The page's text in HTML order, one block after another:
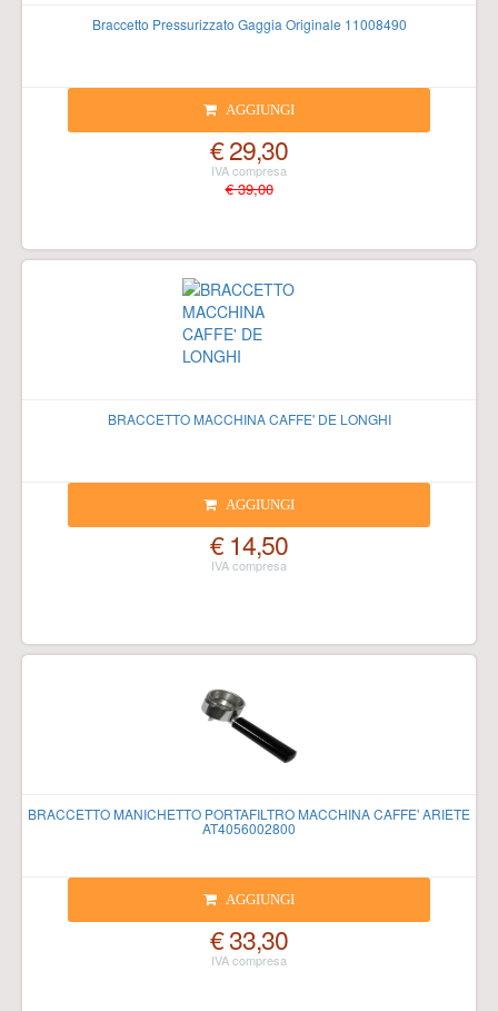
Braccetto Pressurizzato Gaggia Originale 11008490
AGGIUNGI
€ 29,30
€ 39,00
BRACCETTO MACCHINA CAFFE' DE LONGHI
AGGIUNGI
€ 14,50
BRACCETTO MANICHETTO PORTAFILTRO MACCHINA CAFFE' ARIETE
AT4056002800
AGGIUNGI
€ 33,30